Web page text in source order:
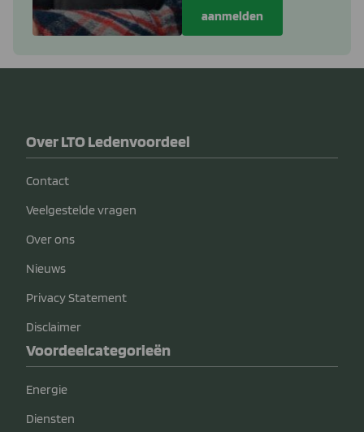
Over LTO Ledenvoordeel
Contact
Veelgestelde vragen
Over ons
Nieuws
Privacy Statement
Disclaimer
Voordeelcategorieën
Energie
Diensten